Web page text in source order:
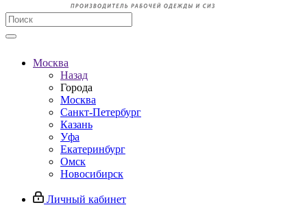
Москва
Назад
Города
Москва
Санкт-Петербург
Казань
Уфа
Екатеринбург
Омск
Новосибирск
Личный кабинет